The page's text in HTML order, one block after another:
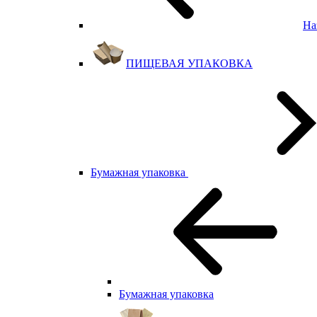
ПИЩЕВАЯ УПАКОВКА
Бумажная упаковка
Бумажная упаковка